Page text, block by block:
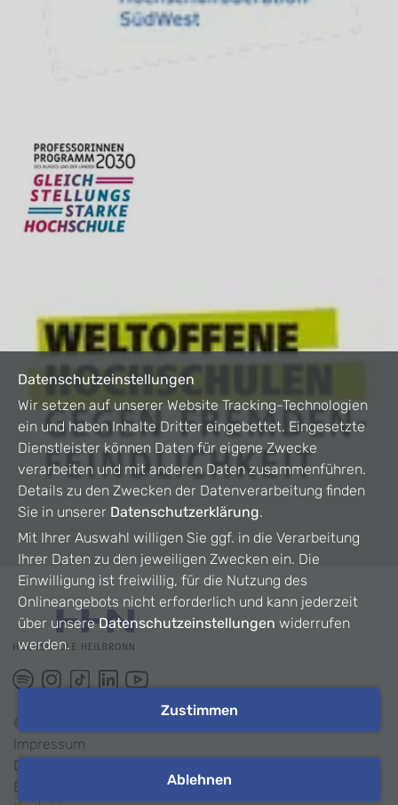
©
Impressum
Datenschutz
Barrierefreiheit
Datenschutzeinstellungen
Wir setzen auf unserer Website Tracking-Technologien
ein und haben Inhalte Dritter eingebettet. Eingesetzte
Dienstleister können Daten für eigene Zwecke
verarbeiten und mit anderen Daten zusammenführen.
Details zu den Zwecken der Datenverarbeitung finden
Sie in unserer Datenschutzerklärung.
Mit Ihrer Auswahl willigen Sie ggf. in die Verarbeitung
Ihrer Daten zu den jeweiligen Zwecken ein. Die
Einwilligung ist freiwillig, für die Nutzung des
Onlineangebots nicht erforderlich und kann jederzeit
über unsereDatenschutzeinstellungen widerrufen
werden.
Zustimmen
Ablehnen